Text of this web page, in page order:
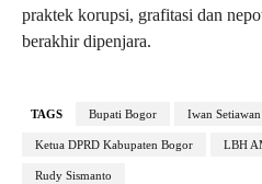
praktek korupsi, grafitasi dan
berakhir dipenjara.
TAGS Bupati Bogor Iwan Setiawan
Ketua DPRD Kabupaten Bogor LBH
Rudy Sismanto